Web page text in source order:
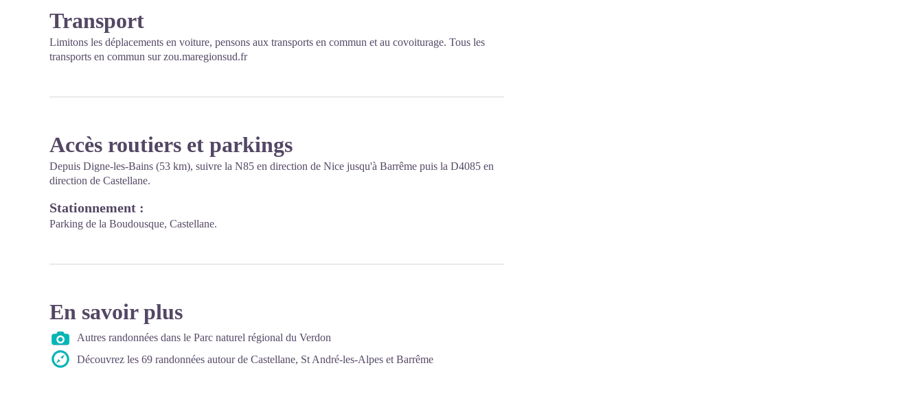
Transport
Limitons les déplacements en voiture, pensons aux transports en commun et au covoiturage. Tous les
transports en commun surzou.maregionsud.fr
Accès routiers et parkings
Depuis Digne-les-Bains (53 km), suivre la N85 en direction de Nice jusqu'à Barrême puis la D4085 en
direction de Castellane.
Stationnement :
Parking de la Boudousque, Castellane.
En savoir plus
Autres randonnées dans le Parc naturel régional du Verdon
Découvrez les 69 randonnées autour de Castellane, St André-les-Alpes et Barrême